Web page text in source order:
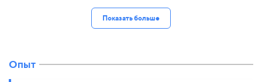
Показать больше
Опыт